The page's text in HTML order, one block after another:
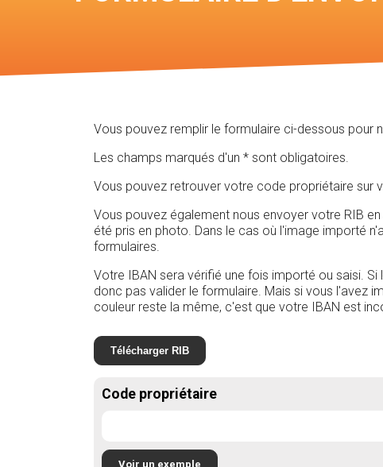
Vous pouvez remplir le formulaire ci-dessous pour
Les champs marqués d'un * sont obligatoires.
Vous pouvez retrouver votre code propriétaire sur
Vous pouvez également nous envoyer votre RIB
été pris en photo. Dans le cas où l'image importé
formulaires.
Votre IBAN sera vérifié une fois importé ou saisi.
donc pas valider le formulaire. Mais si vous l'avez
couleur reste la même, c'est que votre IBAN est
Télécharger RIB
Code propriétaire
Voir un exemple